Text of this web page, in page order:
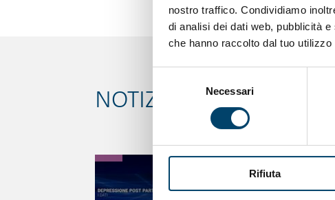
nostro traffico. Condividiamo
di analisi dei dati web, pubblicità
che hanno raccolto dal tuo
del
consenso
Necessari
Rifiuta
NOTIZIE CORRELATE